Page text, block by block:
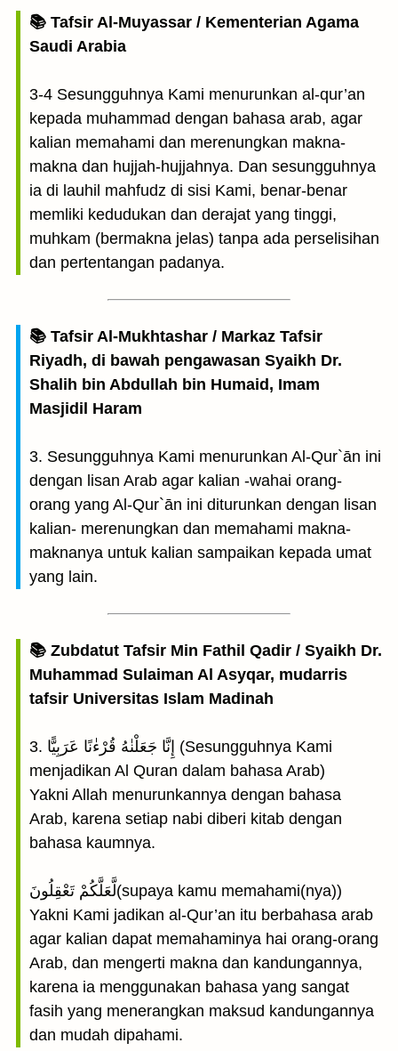
📚 Tafsir Al-Muyassar / Kementerian Agama
Saudi Arabia
3-4 Sesungguhnya Kami menurunkan al-qur’an
kepada muhammad dengan bahasa arab, agar
kalian memahami dan merenungkan makna-
makna dan hujjah-hujjahnya. Dan sesungguhnya
ia di lauhil mahfudz di sisi Kami, benar-benar
memliki kedudukan dan derajat yang tinggi,
muhkam (bermakna jelas) tanpa ada perselisihan
dan pertentangan padanya.
📚 Tafsir Al-Mukhtashar / Markaz Tafsir
Riyadh, di bawah pengawasan Syaikh Dr.
Shalih bin Abdullah bin Humaid, Imam
Masjidil Haram
3. Sesungguhnya Kami menurunkan Al-Qur`ān ini
dengan lisan Arab agar kalian -wahai orang-
orang yang Al-Qur`ān ini diturunkan dengan lisan
kalian- merenungkan dan memahami makna-
maknanya untuk kalian sampaikan kepada umat
yang lain.
📚 Zubdatut Tafsir Min Fathil Qadir / Syaikh Dr.
Muhammad Sulaiman Al Asyqar, mudarris
tafsir Universitas Islam Madinah
3. إِنَّا جَعَلْنٰهُ قُرْءٰنًا عَرَبِيًّا (Sesungguhnya Kami
menjadikan Al Quran dalam bahasa Arab)
Yakni Allah menurunkannya dengan bahasa
Arab, karena setiap nabi diberi kitab dengan
bahasa kaumnya.
لَّعَلَّكُمْ تَعْقِلُونَ(supaya kamu memahami(nya))
Yakni Kami jadikan al-Qur’an itu berbahasa arab
agar kalian dapat memahaminya hai orang-orang
Arab, dan mengerti makna dan kandungannya,
karena ia menggunakan bahasa yang sangat
fasih yang menerangkan maksud kandungannya
dan mudah dipahami.